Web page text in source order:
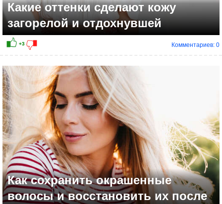
Какие оттенки сделают кожу
загорелой и отдохнувшей
Комментариев: 0
Как сохранить окрашенные
волосы и восстановить их после